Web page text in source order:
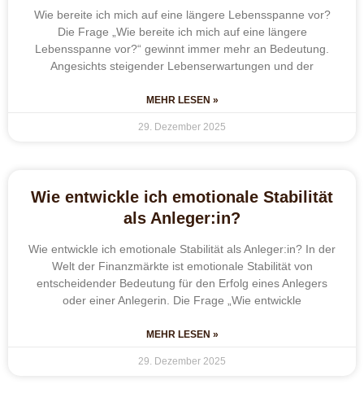
Wie bereite ich mich auf eine längere Lebensspanne vor?
Die Frage „Wie bereite ich mich auf eine längere
Lebensspanne vor?“ gewinnt immer mehr an Bedeutung.
Angesichts steigender Lebenserwartungen und der
MEHR LESEN »
29. Dezember 2025
Wie entwickle ich emotionale Stabilität
als Anleger:in?
Wie entwickle ich emotionale Stabilität als Anleger:in? In der
Welt der Finanzmärkte ist emotionale Stabilität von
entscheidender Bedeutung für den Erfolg eines Anlegers
oder einer Anlegerin. Die Frage „Wie entwickle
MEHR LESEN »
29. Dezember 2025